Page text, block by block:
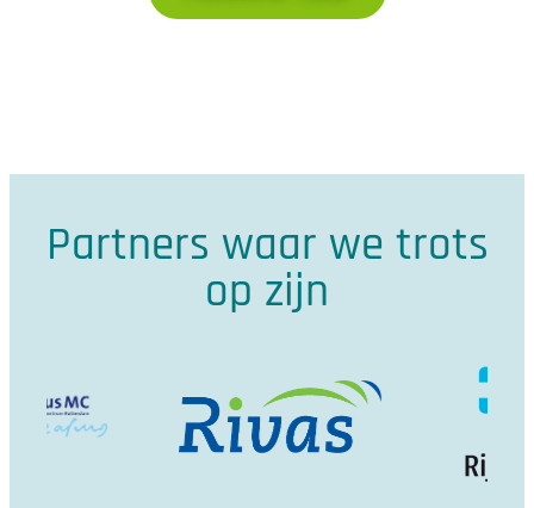
Partners waar we trots
op zijn